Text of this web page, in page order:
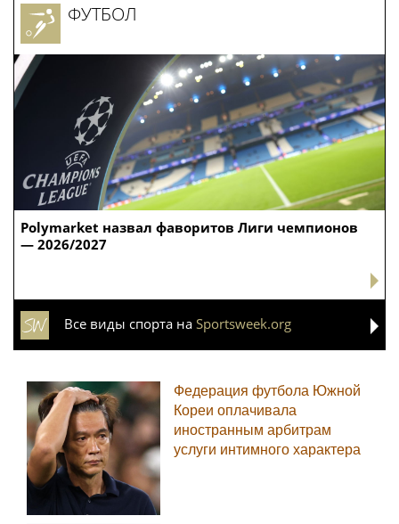
Polymarket назвал фаворитов Лиги чемпионов
— 2026/2027
ФУТБОЛ
Все виды спорта на Sportsweek.org
Федерация футбола Южной
Кореи оплачивала
иностранным арбитрам
услуги интимного характера